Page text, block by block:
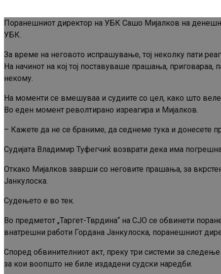
Поранешниот директор на УБК Сашо Мијалков на
УБК.
За време на неговото испрашување, тој неколку пати
На начинот на кој тој поставуваше прашања,
некому.
На моменти се вмешуваа и судиите со цел, како што
Во еден момент револтирано изреагира и Мијалков.
– Кажете да не се браниме, да седнеме тука и донесете
Судијата Владимир Туфегчиќ возврати дека има
Откако Мијалков заврши со неговите прашања, за
Јанкулоска.
Судењето е во тек.
Во предметот „Таргет-Тврдина“ на СЈО се обвинети
внатрешни работи Гордана Јанкулоска, поранешниот
Според обвинителниот акт, преку три системи за
за кои воопшто не биле издадени судски наредби.